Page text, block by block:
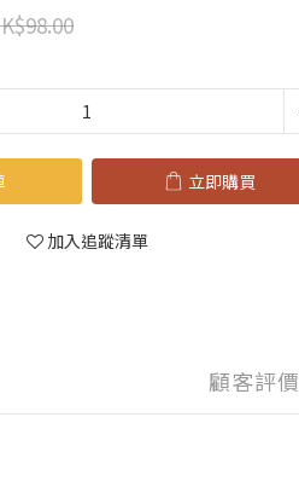
立即購買
加入追蹤清單
顧客評價